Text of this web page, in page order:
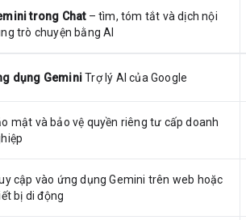
trong Chat– tìm, tóm tắt và dịch nội
trò chuyện bằng AI
dụng Gemini Trợ lý AI của Google
mật và bảo vệ quyền riêng tư cấp doanh
cập vào ứng dụng Gemini trên web hoặc
bị di động